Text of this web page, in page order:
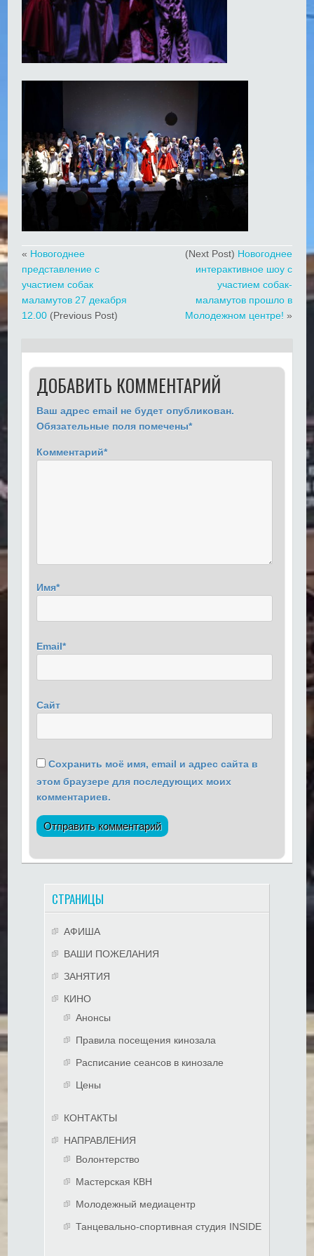
« Новогоднее
представление с
участием собак
маламутов 27 декабря
12.00 (Previous Post)
(Next Post) Новогоднее
интерактивное шоу с
участием собак-
маламутов прошло в
Молодежном центре! »
ДОБАВИТЬ КОММЕНТАРИЙ
Ваш адрес email не будет опубликован.
Обязательные поля помечены*
Комментарий*
Имя*
Email*
Сайт
Сохранить моё имя, email и адрес сайта в
этом браузере для последующих моих
комментариев.
СТРАНИЦЫ
АФИША
ВАШИ ПОЖЕЛАНИЯ
ЗАНЯТИЯ
КИНО
Анонсы
Правила посещения кинозала
Расписание сеансов в кинозале
Цены
КОНТАКТЫ
НАПРАВЛЕНИЯ
Волонтерство
Мастерская КВН
Молодежный медиацентр
Танцевально-спортивная студия INSIDE